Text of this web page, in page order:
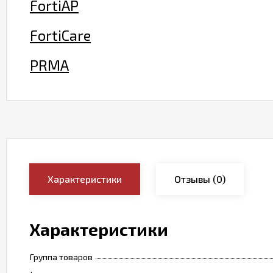
FortiAP
FortiCare
PRMA
Характеристики Отзывы (0)
Характеристики
Группа товаров